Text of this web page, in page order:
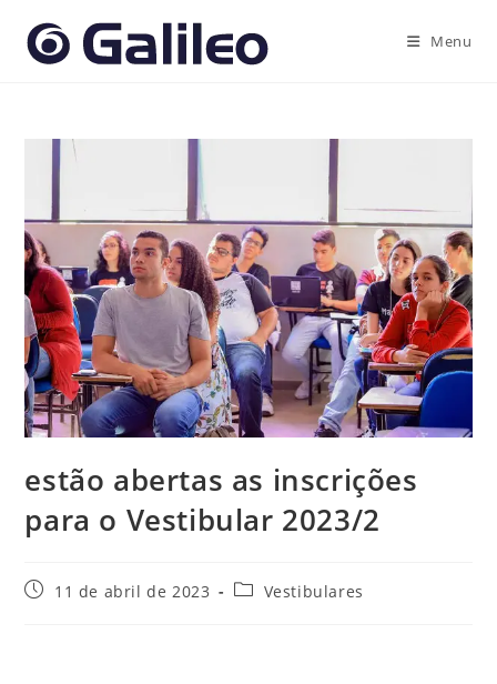
para
Menu
estão abertas as inscrições
para o Vestibular 2023/2
Post11 de abril de 2023
Categoria
Vestibulares